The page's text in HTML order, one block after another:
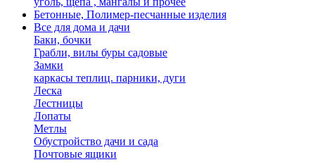
Бетонные, Полимер-песчанные изделия
Все для дома и дачи
Баки, бочки
Грабли, вилы буры садовые
Замки
каркасы теплиц. парники, дуги
Леска
Лестницы
Лопаты
Метлы
Обустройство дачи и сада
Почтовые ящики